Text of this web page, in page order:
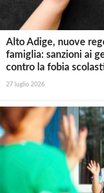
Alto Adige, nuove
famiglia: sanzioni ai
contro la fobia
27 luglio 2026